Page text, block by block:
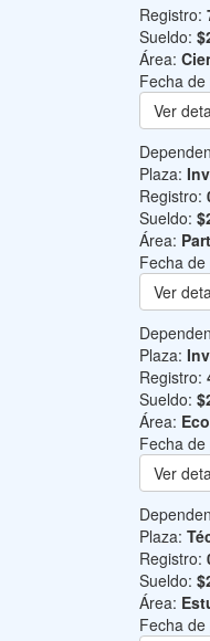
Registro:
Sueldo:
Área:
Fecha
Ver
Plaza:
Registro:
Sueldo:
Área:
Fecha
Ver
Plaza:
Registro:
Sueldo:
Área:
Fecha
Ver
Plaza:
Registro:
Sueldo:
Área:
Fecha